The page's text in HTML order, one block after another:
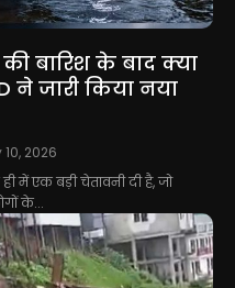
बारिश के बाद क्या
ने जारी किया नया
10, 2026
में एक बड़ी चेतावनी दी है, जो
के...